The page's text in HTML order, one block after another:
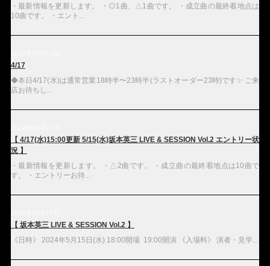
・最新情報を更新します。 ・◎1曲、△1曲です。 ・成立曲の最終着地点は
10曲です。 ・エント...
4/17
◆本日4/17(水)は通常営業18時半〜23時半(ラストオーダー23時)です✨ ご来
店お待ちし...
【 4/17(水)15:00更新 5/15(水)坂本英三 LIVE & SESSION Vol.2 エントリー状
況 】
・最新情報を更新します。 ・△2曲です。 ・成立曲の最終着地点は10曲で
す。 ・エントリーお待...
【 坂本英三 LIVE & SESSION Vol.2 】
《日時》 2024年5月15日(水) 18:00開場 19:00開演 《入場料》 演者・見学...